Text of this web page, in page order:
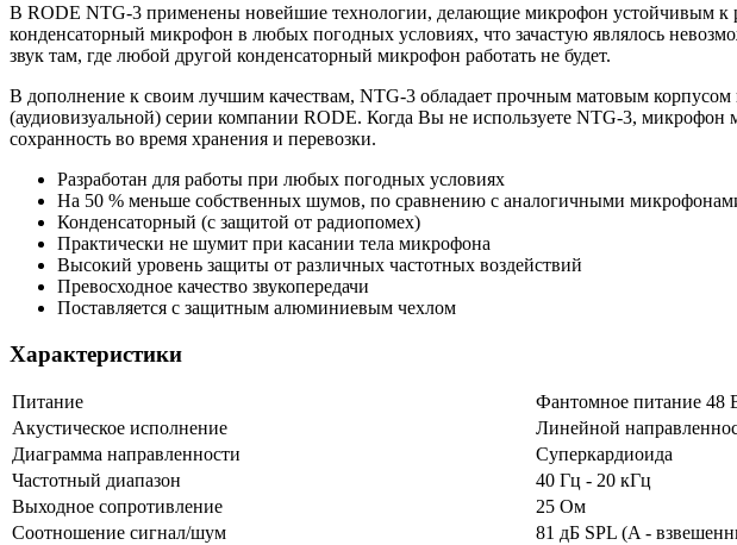
В RODE NTG-3 применены новейшие технологии, делающие микрофон устойчивым к
конденсаторный микрофон в любых погодных условиях, что зачастую являлось
звук там, где любой другой конденсаторный микрофон работать не будет.
В дополнение к своим лучшим качествам, NTG-3 обладает прочным матовым
(аудиовизуальной) серии компании RODE. Когда Вы не используете NTG-3,
сохранность во время хранения и перевозки.
Разработан для работы при любых погодных условиях
На 50 % меньше собственных шумов, по сравнению с аналогичными
Конденсаторный (с защитой от радиопомех)
Практически не шумит при касании тела микрофона
Высокий уровень защиты от различных частотных воздействий
Превосходное качество звукопередачи
Поставляется с защитным алюминиевым чехлом
Характеристики
Питание
Фантомное питание 48
Акустическое исполнение
Линейной
Диаграмма направленности
Суперкардиоида
Частотный диапазон
40 Гц - 20 кГц
Выходное сопротивление
25 Ом
Соотношение сигнал/шум
81 дБ SPL (A -